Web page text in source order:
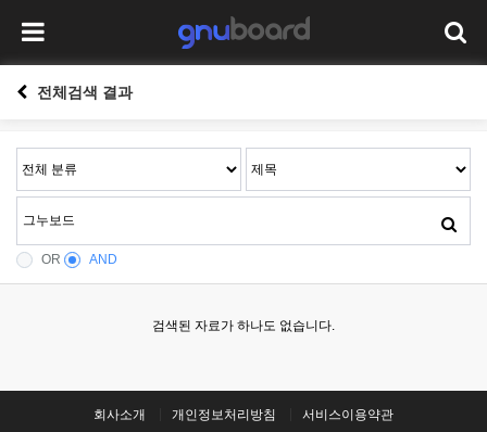
전체검색 결과
OR AND
검색된 자료가 하나도 없습니다.
회사소개 개인정보처리방침
서비스이용약관